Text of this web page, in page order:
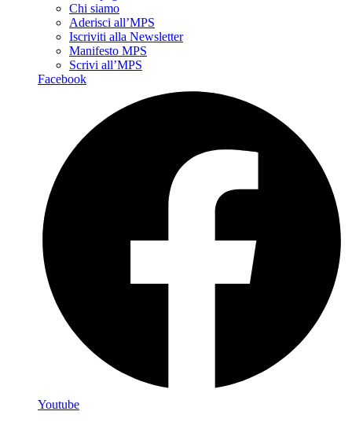
Chi siamo
Aderisci all’MPS
Iscriviti alla Newsletter
Manifesto MPS
Scrivi all’MPS
Facebook
Youtube